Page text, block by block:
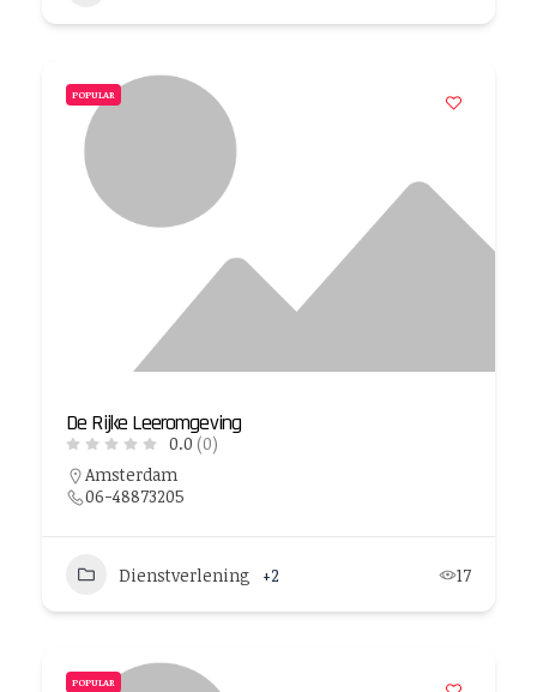
POPULAR
De Rijke Leeromgeving
0.0 (0)
Amsterdam
06-48873205
Dienstverlening +2 17
POPULAR